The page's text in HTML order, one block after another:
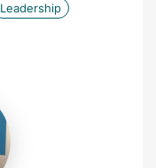
Leadership